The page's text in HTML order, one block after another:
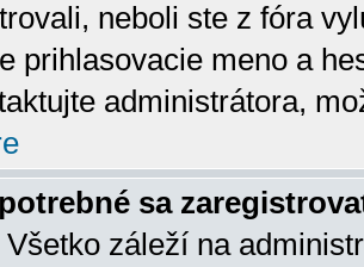
neboli ste z fóra
prihlasovacie meno a
administrátora,
sa
záleží na